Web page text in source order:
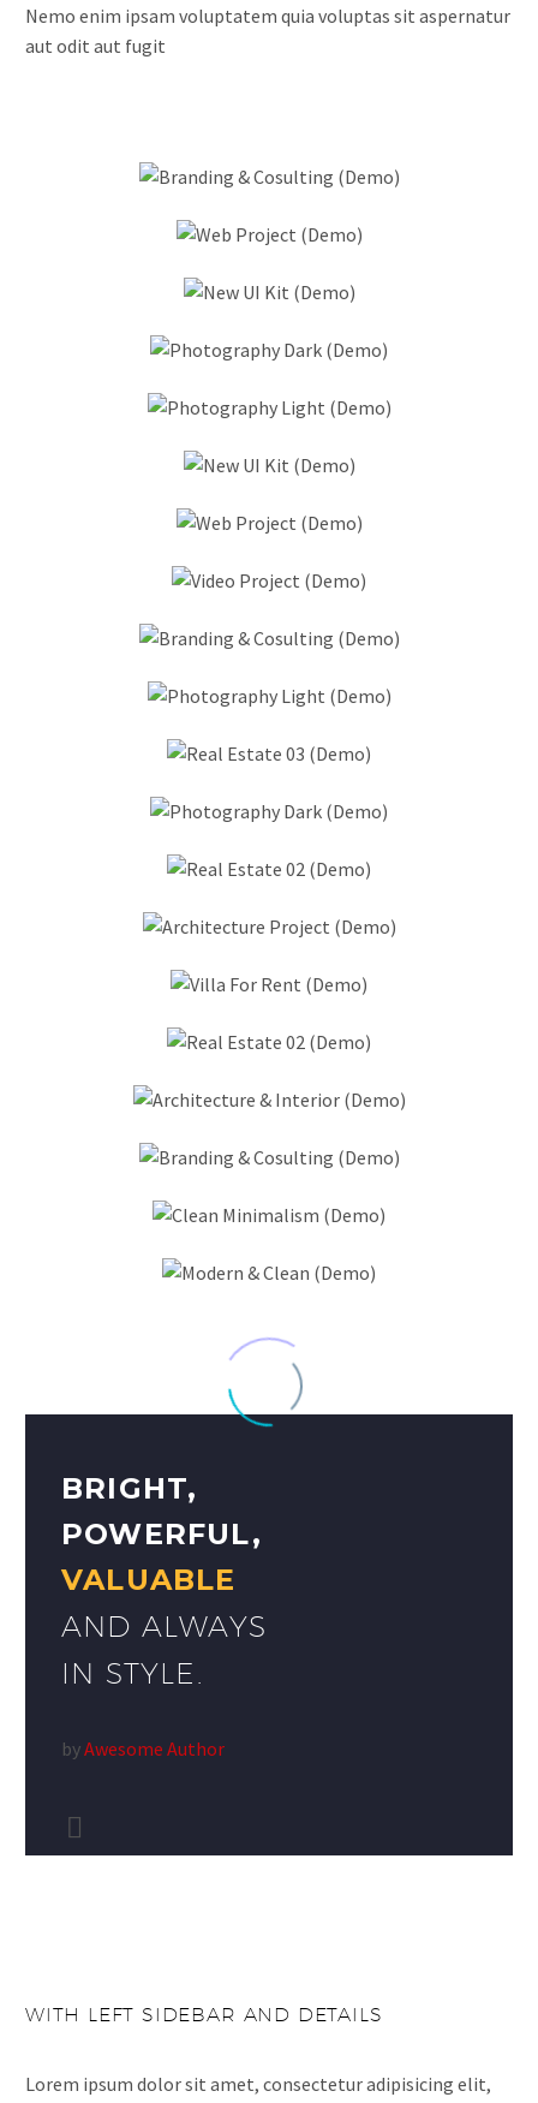
Nemo enim ipsam voluptatem quia voluptas sit aspernatur
aut odit aut fugit
BRIGHT,
POWERFUL,
VALUABLE
AND ALWAYS
IN STYLE.
byAwesome Author


WITH LEFT SIDEBAR AND DETAILS
Lorem ipsum dolor sit amet, consectetur adipisicing elit,